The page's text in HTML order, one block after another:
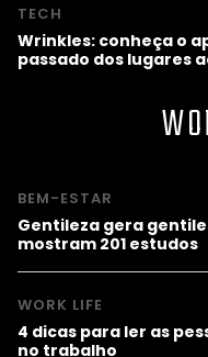
TECH
Wrinkles: conheça o
passado dos lugares
BEM-ESTAR
Gentileza gera
mostram 201 estudos
WORK LIFE
4 dicas para ler as
no trabalho